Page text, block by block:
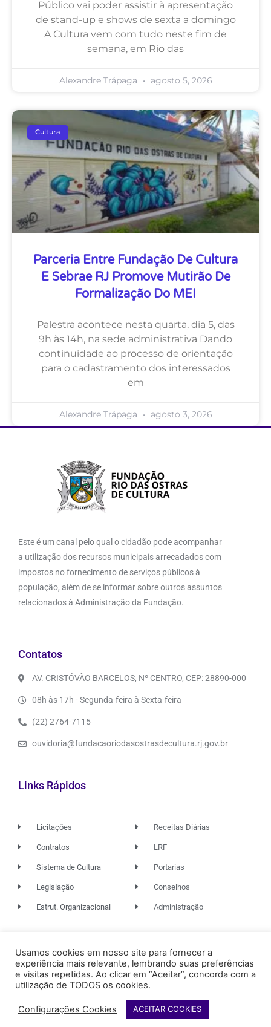
Público vai poder assistir à apresentação
de stand-up e shows de sexta a domingo
A Cultura vem com tudo neste fim de
semana, em Rio das
Alexandre Trápaga agosto 5, 2026
Cultura
Parceria Entre Fundação De Cultura
E Sebrae RJ Promove Mutirão De
Formalização Do MEI
Palestra acontece nesta quarta, dia 5, das
9h às 14h, na sede administrativa Dando
continuidade ao processo de orientação
para o cadastramento dos interessados
em
Alexandre Trápaga agosto 3, 2026
Este é um canal pelo qual o cidadão pode acompanhar
a utilização dos recursos municipais arrecadados com
impostos no fornecimento de serviços públicos à
população, além de se informar sobre outros assuntos
relacionados à Administração da Fundação.
Contatos
AV. CRISTÓVÃO BARCELOS, Nº CENTRO, CEP: 28890-000
08h às 17h - Segunda-feira à Sexta-feira
(22) 2764-7115
ouvidoria@fundacaoriodasostrasdecultura.rj.gov.br
Links Rápidos
Licitações
Contratos
Sistema de Cultura
Legislação
Estrut. Organizacional
Receitas Diárias
LRF
Portarias
Conselhos
Administração
© 2026. TODOS OS DIREITOS RESERVADOS.
FUNDAÇÃO RIO DAS OSTRAS DE CULTURA
Usamos cookies em nosso site para fornecer a
experiência mais relevante, lembrando suas preferências
e visitas repetidas. Ao clicar em “Aceitar”, concorda com a
utilização de TODOS os cookies.
Configurações Cookies ACEITAR COOKIES